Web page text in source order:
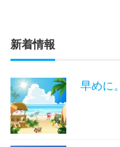
新着情報
早めに。